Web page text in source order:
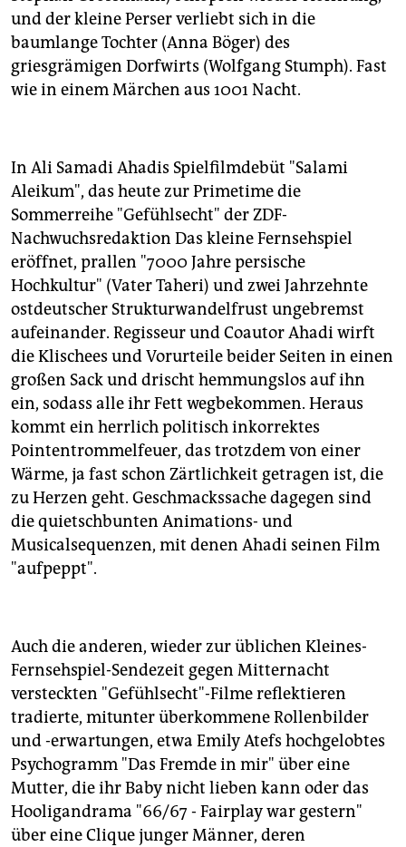
und der kleine Perser verliebt sich in die
baumlange Tochter (Anna Böger) des
griesgrämigen Dorfwirts (Wolfgang Stumph). Fast
wie in einem Märchen aus 1001 Nacht.
In Ali Samadi Ahadis Spielfilmdebüt "Salami
Aleikum", das heute zur Primetime die
Sommerreihe "Gefühlsecht" der ZDF-
Nachwuchsredaktion Das kleine Fernsehspiel
eröffnet, prallen "7000 Jahre persische
Hochkultur" (Vater Taheri) und zwei Jahrzehnte
ostdeutscher Strukturwandelfrust ungebremst
aufeinander. Regisseur und Coautor Ahadi wirft
die Klischees und Vorurteile beider Seiten in einen
großen Sack und drischt hemmungslos auf ihn
ein, sodass alle ihr Fett wegbekommen. Heraus
kommt ein herrlich politisch inkorrektes
Pointentrommelfeuer, das trotzdem von einer
Wärme, ja fast schon Zärtlichkeit getragen ist, die
zu Herzen geht. Geschmackssache dagegen sind
die quietschbunten Animations- und
Musicalsequenzen, mit denen Ahadi seinen Film
"aufpeppt".
Auch die anderen, wieder zur üblichen Kleines-
Fernsehspiel-Sendezeit gegen Mitternacht
versteckten "Gefühlsecht"-Filme reflektieren
tradierte, mitunter überkommene Rollenbilder
und -erwartungen, etwa Emily Atefs hochgelobtes
Psychogramm "Das Fremde in mir" über eine
Mutter, die ihr Baby nicht lieben kann oder das
Hooligandrama "66/67 - Fairplay war gestern"
über eine Clique junger Männer, deren